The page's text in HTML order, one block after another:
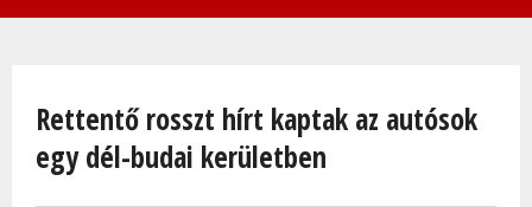
Rettentő rosszt hírt kaptak az autósok
egy dél-budai kerületben